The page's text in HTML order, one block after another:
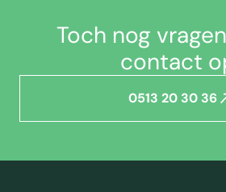
Toch nog
contact
0513 20 30 36